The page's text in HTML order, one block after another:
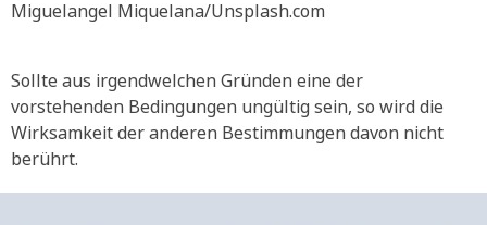
Miguelangel Miquelana/Unsplash.com
Sollte aus irgendwelchen Gründen eine der
vorstehenden Bedingungen ungültig sein, so wird die
Wirksamkeit der anderen Bestimmungen davon nicht
berührt.